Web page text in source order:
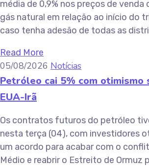
média de 0,9% nos preços de venda
gás natural em relação ao início do
caso tenha adesão de todas as
Read More
05/08/2026 Notícias
Petróleo cai 5% com otimismo
EUA-Irã
Os contratos futuros do petróleo
nesta terça (04), com investidores
um acordo para acabar com o
Médio e reabrir o Estreito de Ormuz